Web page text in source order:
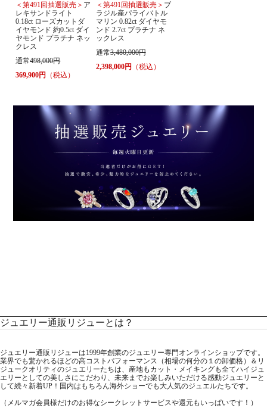
＜第491回抽選販売＞ ア
レキサンドライト
0.18ct ローズカットダ
イヤモンド 約0.5ct ダイ
ヤモンド プラチナ ネッ
クレス
通常498,000円
369,900円
（税込）
＜第491回抽選販売＞ ブ
ラジル産パライバトル
マリン 0.82ct ダイヤモ
ンド 2.7ct プラチナ ネ
ックレス
通常3,480,000円
2,398,000円
（税込）
ジュエリー通販リジューとは？
ジュエリー通販リジューは1999年創業のジュエリー専門オンラインショップです。
業界でも驚かれるほどの高コストパフォーマンス（相場の何分の１の卸価格）＆リ
ジュークオリティのジュエリーたちは、産地もカット・メイキングも全てハイジュ
エリーとしての美しさにこだわり、未来までお楽しみいただける感動ジュエリーと
して続々新着UP！国内はもちろん海外ショーでも大人気のジュエルたちです。
（メルマガ会員様だけのお得なシークレットサービスや還元もいっぱいです！）